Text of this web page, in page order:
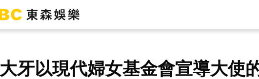
大牙以現代婦女基金會宣導大使